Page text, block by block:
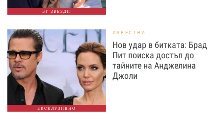
БГ ЗВЕЗДИ
ЕКСКЛУЗИВНО
ИЗВЕСТНИ
Нов удар в битката: Брад
Пит поиска достъп до
тайните на Анджелина
Джоли